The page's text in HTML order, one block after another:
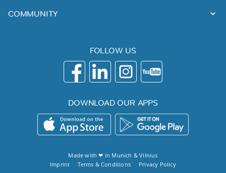
COMMUNITY
FOLLOW US
DOWNLOAD OUR APPS
Made with ❤ in Munich &Vilnius
Imprint
Terms & Conditions Privacy Policy